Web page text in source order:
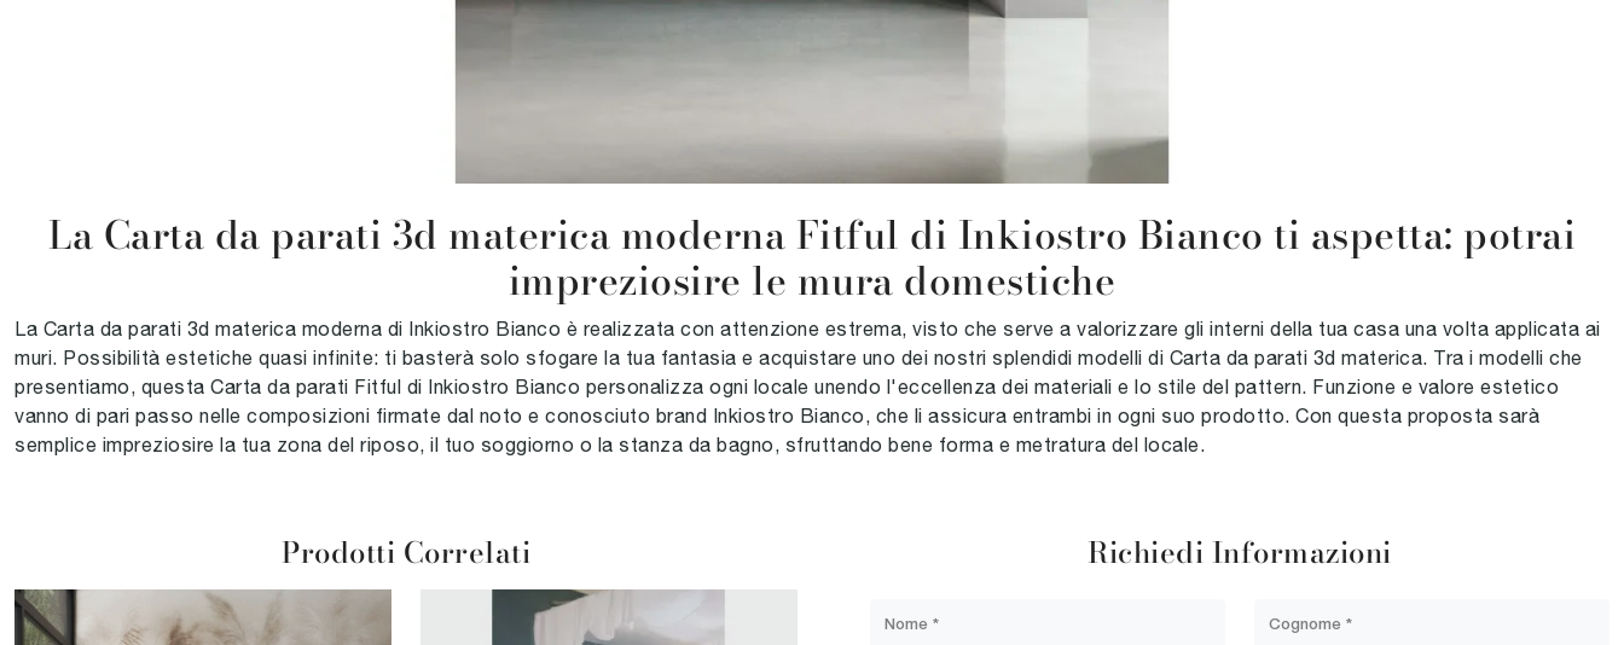
La Carta da parati 3d materica moderna Fitful di Inkiostro Bianco ti aspetta: potrai
impreziosire le mura domestiche
La Carta da parati 3d materica moderna di Inkiostro Bianco è realizzata con attenzione estrema, visto che serve a valorizzare gli interni della tua casa una volta applicata ai
muri. Possibilità estetiche quasi infinite: ti basterà solo sfogare la tua fantasia e acquistare uno dei nostri splendidi modelli di Carta da parati 3d materica. Tra i modelli che
presentiamo, questa Carta da parati Fitful di Inkiostro Bianco personalizza ogni locale unendo l'eccellenza dei materiali e lo stile del pattern. Funzione e valore estetico
vanno di pari passo nelle composizioni firmate dal noto e conosciuto brand Inkiostro Bianco, che li assicura entrambi in ogni suo prodotto. Con questa proposta sarà
semplice impreziosire la tua zona del riposo, il tuo soggiorno o la stanza da bagno, sfruttando bene forma e metratura del locale.
Prodotti Correlati Richiedi Informazioni